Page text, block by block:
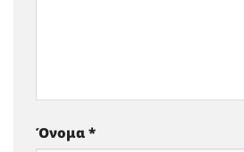
Όνομα *